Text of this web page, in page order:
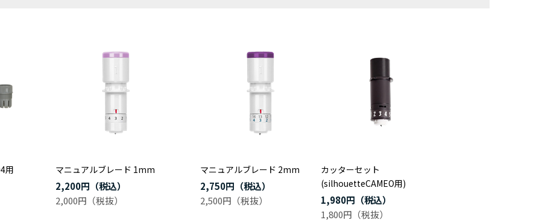
用
マニュアルブレード 1mm
2,200円
2,000円
マニュアルブレード 2mm
2,750円
2,500円
カッターセット
(silhouetteCAMEO用)
1,980円
1,800円